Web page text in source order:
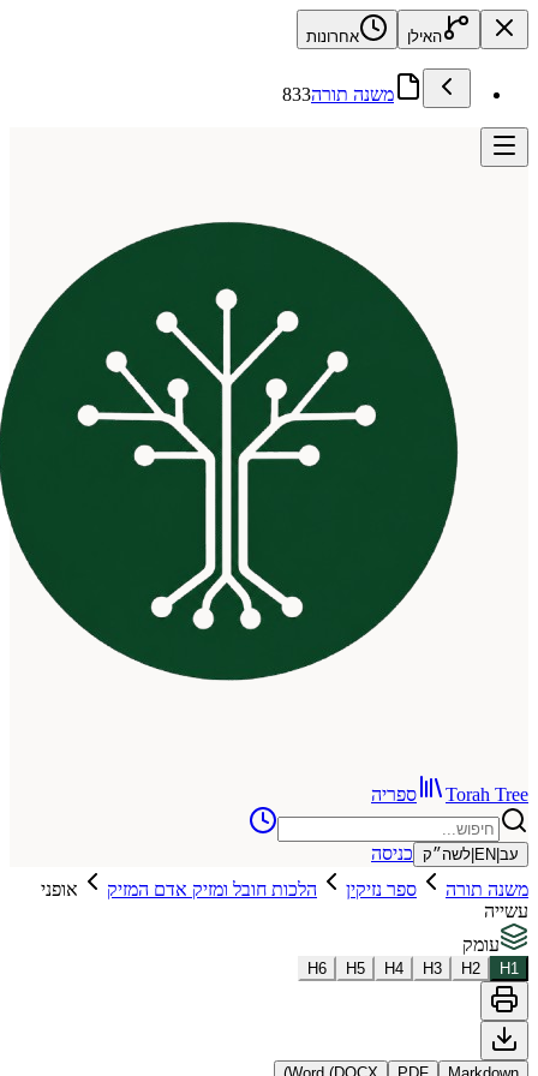
האילן אחרונות
משנה תורה833
ספריה
כניסה
ספר נזיקין הלכות חובל ומזיק אדם המזיק אופני
H3
H4
H5
H6